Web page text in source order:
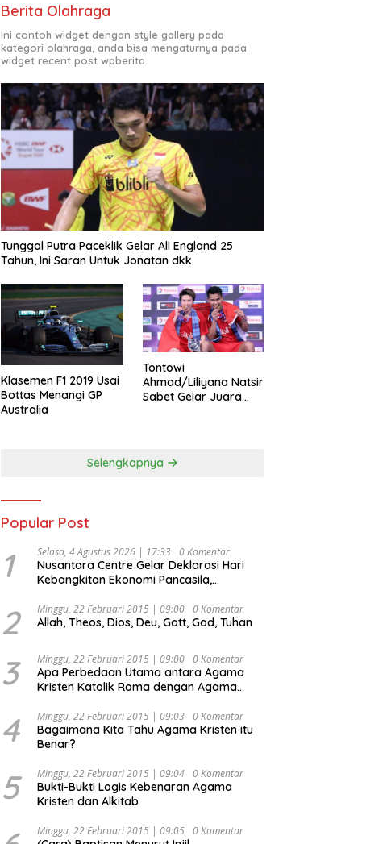
Berita Olahraga
Ini contoh widget dengan style gallery pada
kategori olahraga, anda bisa mengaturnya pada
widget recent post wpberita.
Tunggal Putra Paceklik Gelar All England 25
Tahun, Ini Saran Untuk Jonatan dkk
Klasemen F1 2019 Usai
Bottas Menangi GP
Australia
Tontowi
Ahmad/Liliyana Natsir
Sabet Gelar Juara
Selengkapnya
Popular Post
1 Selasa, 4 Agustus 2026 | 17:33 0 Komentar
Nusantara Centre Gelar Deklarasi Hari
Kebangkitan Ekonomi Pancasila,
Djojohadikusumo Anti Penjajahan
(Pergolakan Ekonomi Politik Indonesia) &
Undang Perekonomian Nasional dan
Kesejahteraan Sosial dalam Menata
Bangsa Menuju Indonesia Emas 2045”,
2 Minggu, 22 Februari 2015 | 09:00 0 Komentar
Allah, Theos, Dios, Deu, Gott, God, Tuhan
3 Minggu, 22 Februari 2015 | 09:00 0 Komentar
Apa Perbedaan Utama antara Agama
Kristen Katolik Roma dengan Agama
4 Minggu, 22 Februari 2015 | 09:03 0 Komentar
Bagaimana Kita Tahu Agama Kristen itu
Benar?
5 Minggu, 22 Februari 2015 | 09:04 0 Komentar
Bukti-Bukti Logis Kebenaran Agama
Kristen dan Alkitab
Minggu, 22 Februari 2015 | 09:05 0 Komentar